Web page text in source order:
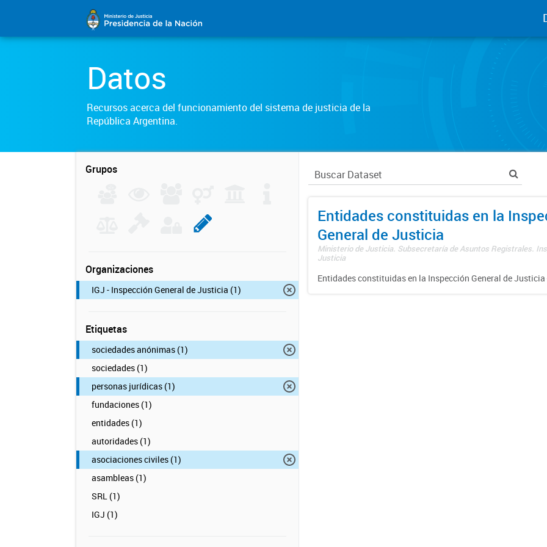
Datos
Recursos acerca del funcionamiento del sistema de justicia de la
República Argentina.
Grupos
Organizaciones
IGJ - Inspección General de Justicia (1)
Etiquetas
sociedades anónimas (1)
sociedades (1)
personas jurídicas (1)
fundaciones (1)
entidades (1)
autoridades (1)
asociaciones civiles (1)
asambleas (1)
SRL (1)
IGJ (1)
Entidades constituidas en la
General de Justicia
Ministerio de Justicia. Subsecretaría de Asuntos Registrales.
Justicia
Entidades constituidas en la Inspección General de Justicia